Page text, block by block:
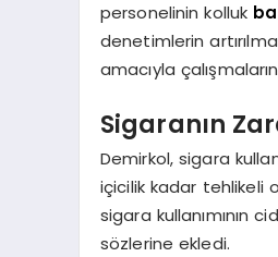
personelinin kolluk
denetimlerin
amacıyla
Sigaranın
Demirkol, sigara
içicilik kadar tehlikeli
sigara kullanımının
sözlerine ekledi.